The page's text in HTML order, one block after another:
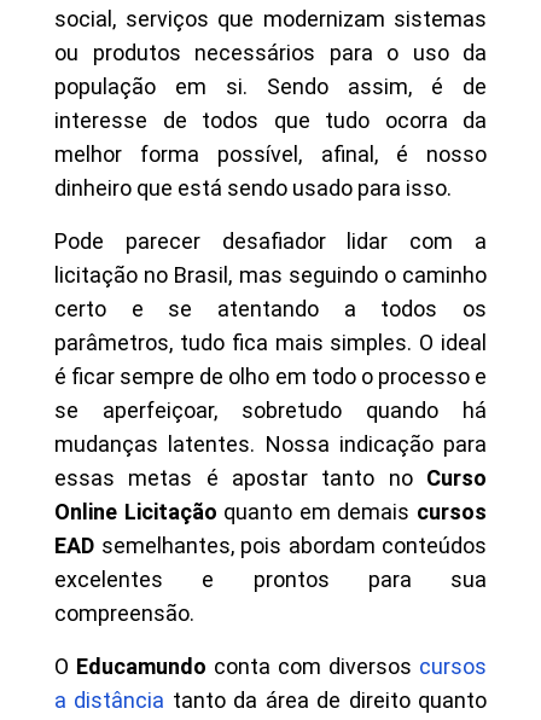
social, serviços que modernizam sistemas
ou produtos necessários para o uso da
população em si. Sendo assim, é de
interesse de todos que tudo ocorra da
melhor forma possível, afinal, é nosso
dinheiro que está sendo usado para isso.
Pode parecer desafiador lidar com a
licitação no Brasil, mas seguindo o caminho
certo e se atentando a todos os
parâmetros, tudo fica mais simples. O ideal
é ficar sempre de olho em todo o processo e
se aperfeiçoar, sobretudo quando há
mudanças latentes. Nossa indicação para
essas metas é apostar tanto no Curso
Online Licitação quanto em demais cursos
EAD semelhantes, pois abordam conteúdos
excelentes e prontos para sua
compreensão.
O Educamundo conta com diversos cursos
a distância tanto da área de direito quanto